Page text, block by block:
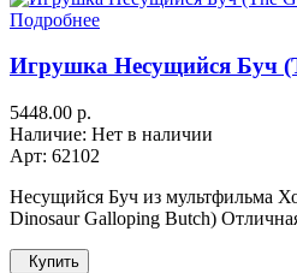
Подробнее
Игрушка Несущийся Буч
5448.00 р.
Наличие: Нет в наличии
Арт: 62102
Несущийся Буч из мультфильма
Dinosaur Galloping Butch)
Купить